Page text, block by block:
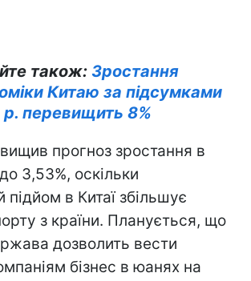
також: Зростання
Китаю за підсумками
перевищить 8%
прогноз зростання в
3,53%, оскільки
підйом в Китаї збільшує
з країни. Планується, що
дозволить вести
бізнес в юанях на